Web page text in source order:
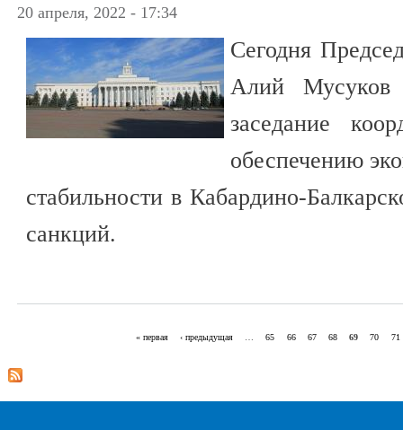
20 апреля, 2022 - 17:34
Сегодня
Алий
заседание
обеспечению
стабильности в Кабардино-
санкций.
« первая ‹ предыдущая … 65 66 67 68 69 70 71